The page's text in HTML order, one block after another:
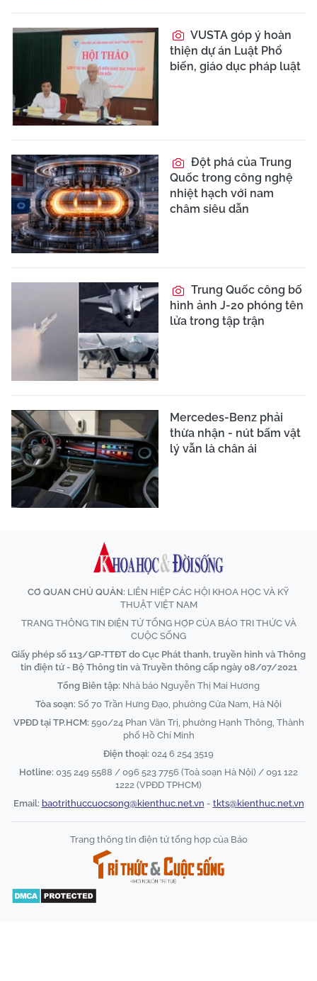
VUSTA góp ý hoàn
thiện dự án Luật Phổ
biến, giáo dục pháp luật
Đột phá của Trung
Quốc trong công nghệ
nhiệt hạch với nam
châm siêu dẫn
Trung Quốc công bố
hình ảnh J-20 phóng tên
lửa trong tập trận
Mercedes-Benz phải
thừa nhận - nút bấm vật
lý vẫn là chân ái
CƠ QUAN CHỦ QUẢN: LIÊN HIỆP CÁC HỘI KHOA HỌC VÀ KỸ
THUẬT VIỆT NAM
TRANG THÔNG TIN ĐIỆN TỬ TỔNG HỢP CỦA BÁO TRI THỨC VÀ
CUỘC SỐNG
Giấy phép số 113/GP-TTĐT do Cục Phát thanh, truyền hình và Thông
tin điện tử - Bộ Thông tin và Truyền thông cấp ngày 08/07/2021
Tổng Biên tập: Nhà báo Nguyễn Thị Mai Hương
Tòa soạn: Số 70 Trần Hưng Đạo, phường Cửa Nam, Hà Nội
VPĐD tại TP.HCM: 590/24 Phan Văn Trị, phường Hạnh Thông, Thành
phố Hồ Chí Minh
Điện thoại: 024 6 254 3519
Hotline: 035 249 5588 / 096 523 7756 (Toà soạn Hà Nội) / 091 122
1222 (VPĐD TPHCM)
Email: baotrithuccuocsong@kienthuc.net.vn - tkts@kienthuc.net.vn
Trang thông tin điện tử tổng hợp của Báo